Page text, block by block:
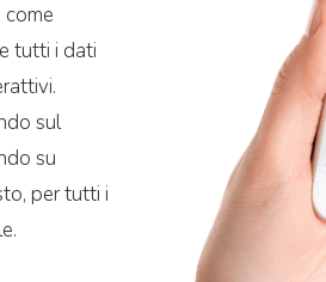
tutti i dati
sul
su
per tutti i